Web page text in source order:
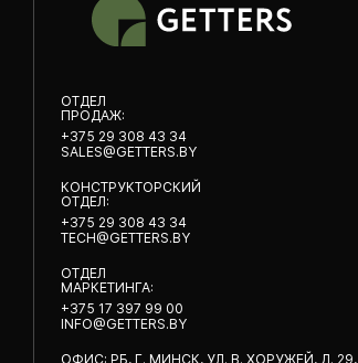
OТДЕЛ
ПРОДАЖ:
+375 29 308 43 34
SALES@GETTERS.BY
КОНСТРУКТОРСКИЙ
ОТДЕЛ:
+375 29 308 43 34
TECH@GETTERS.BY
ОТДЕЛ
МАРКЕТИНГА:
+375 17 397 99 00
INFO@GETTERS.BY
ОФИС: РБ, Г. МИНСК, УЛ. В. ХОРУЖЕЙ, Д. 29,